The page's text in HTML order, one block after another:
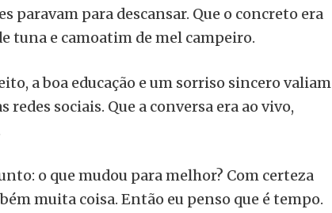
paravam para descansar. Que o concreto era
tuna e camoatim de mel campeiro.
a boa educação e um sorriso sincero valiam
redes sociais. Que a conversa era ao vivo,
o que mudou para melhor? Com certeza
muita coisa. Então eu penso que é tempo.